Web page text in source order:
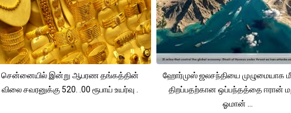
சென்னையில் இன்று ஆபரண தங்கத்தின்
விலை சவரனுக்கு 520. .00 ரூபாய் உயர்வு .
ஹோர்முஸ் ஜலசந்தியை முழுமையாக
திறப்பதற்கான ஒப்பந்தத்தை ஈரான்
ஓமான் ...